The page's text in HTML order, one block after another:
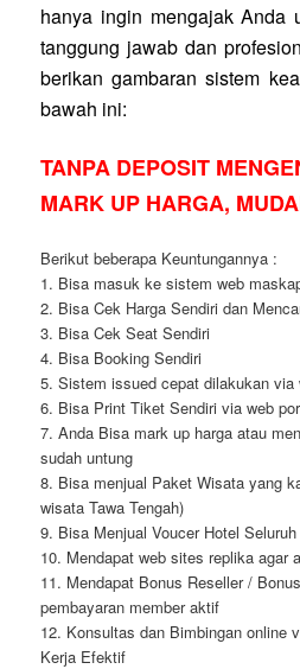
hanya ingin mengajak Anda
tanggung jawab dan
berikan gambaran sistem
bawah ini:
TANPA DEPOSIT
MARK UP HARGA,
Berikut beberapa Keuntungannya :
1. Bisa masuk ke sistem web
2. Bisa Cek Harga Sendiri dan
3. Bisa Cek Seat Sendiri
4. Bisa Booking Sendiri
5. Sistem issued cepat dilakukan via
6. Bisa Print Tiket Sendiri via web
7. Anda Bisa mark up harga atau
sudah untung
8. Bisa menjual Paket Wisata yang
wisata Tawa Tengah)
9. Bisa Menjual Voucer Hotel
10. Mendapat web sites replika agar
11. Mendapat Bonus Reseller /
pembayaran member aktif
12. Konsultas dan Bimbingan online
Kerja Efektif